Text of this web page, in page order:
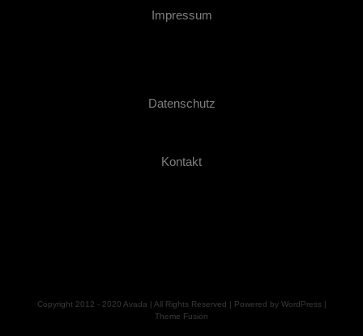
Impressum
Datenschutz
Kontakt
Copyright 2012 - 2020 Avada | All Rights Reserved | Powered by WordPress|
Theme Fusion